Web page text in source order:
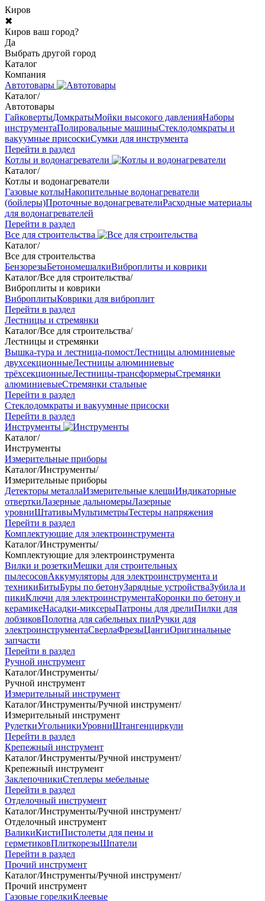
Киров
✖
Киров ваш город?
Да
Выбрать другой город
Каталог
Компания
Автотовары
Каталог/
Автотовары
ГайковертыДомкратыМойки высокого давленияНаборы
инструментаПолировальные машиныСтеклодомкраты и
вакуумные присоскиСумки для инструмента
Перейти в раздел
Котлы и водонагреватели
Каталог/
Котлы и водонагреватели
Газовые котлыНакопительные водонагреватели
(бойлеры)Проточные водонагревателиРасходные материалы
для водонагревателей
Перейти в раздел
Все для строительства
Каталог/
Все для строительства
БензорезыБетономешалкиВиброплиты и коврики
Каталог/Все для строительства/
Виброплиты и коврики
ВиброплитыКоврики для виброплит
Перейти в раздел
Лестницы и стремянки
Каталог/Все для строительства/
Лестницы и стремянки
Вышка-тура и лестница-помостЛестницы алюминиевые
двухсекционныеЛестницы алюминиевые
трёхсекционныеЛестницы-трансформерыСтремянки
алюминиевыеСтремянки стальные
Перейти в раздел
Стеклодомкраты и вакуумные присоски
Перейти в раздел
Инструменты
Каталог/
Инструменты
Измерительные приборы
Каталог/Инструменты/
Измерительные приборы
Детекторы металлаИзмерительные клещиИндикаторные
отверткиЛазерные дальномерыЛазерные
уровниШтативыМультиметрыТестеры напряжения
Перейти в раздел
Комплектующие для электроинструмента
Каталог/Инструменты/
Комплектующие для электроинструмента
Вилки и розеткиМешки для строительных
пылесосовАккумуляторы для электроинструмента и
техникиБитыБуры по бетонуЗарядные устройстваЗубила и
пикиКлючи для электроинструментаКоронки по бетону и
керамикеНасадки-миксерыПатроны для дрелиПилки для
лобзиковПолотна для сабельных пилРучки для
электроинструментаСверлаФрезыЦангиОригинальные
запчасти
Перейти в раздел
Ручной инструмент
Каталог/Инструменты/
Ручной инструмент
Измерительный инструмент
Каталог/Инструменты/Ручной инструмент/
Измерительный инструмент
РулеткиУгольникиУровниШтангенциркули
Перейти в раздел
Крепежный инструмент
Каталог/Инструменты/Ручной инструмент/
Крепежный инструмент
ЗаклепочникиСтеплеры мебельные
Перейти в раздел
Отделочный инструмент
Каталог/Инструменты/Ручной инструмент/
Отделочный инструмент
ВаликиКистиПистолеты для пены и
герметиковПлиткорезыШпатели
Перейти в раздел
Прочий инструмент
Каталог/Инструменты/Ручной инструмент/
Прочий инструмент
Газовые горелкиКлеевые